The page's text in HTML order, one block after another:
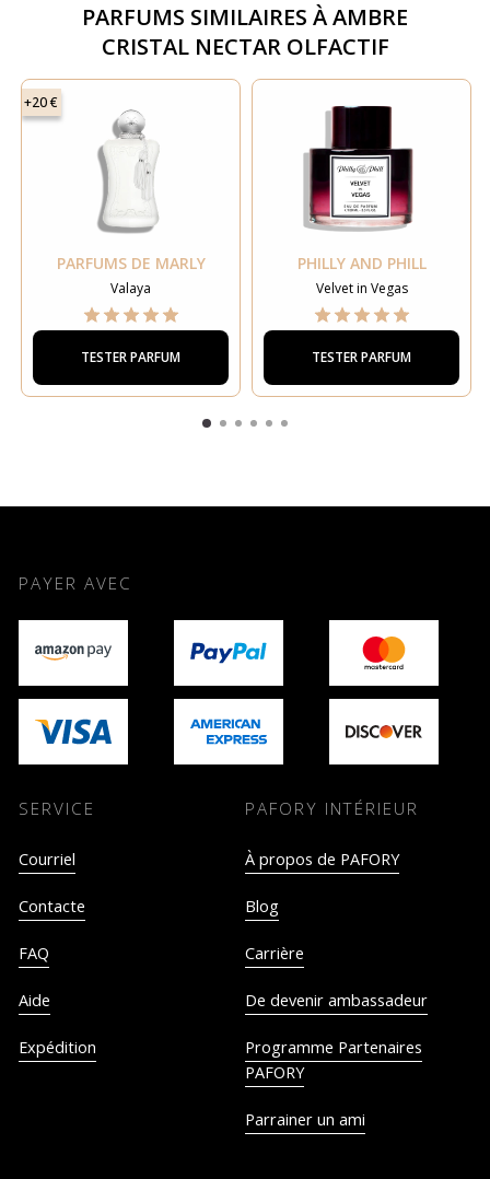
PARFUMS SIMILAIRES ÀAMBRE
CRISTAL NECTAR OLFACTIF
+20 €
PARFUMS DE MARLY
Valaya
TESTER PARFUM
PHILLY AND PHILL
Velvet in Vegas
TESTER PARFUM
PAYER AVEC
SERVICE
Courriel
Contacte
FAQ
Aide
Expédition
PAFORY INTÉRIEUR
À propos de PAFORY
Blog
Carrière
De devenir ambassadeur
Programme Partenaires
PAFORY
Parrainer un ami